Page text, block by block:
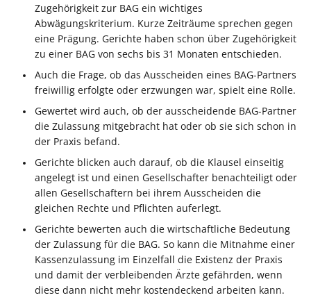
Zugehörigkeit zur BAG ein wichtiges
Abwägungskriterium. Kurze Zeiträume sprechen gegen
eine Prägung. Gerichte haben schon über Zugehörigkeit
zu einer BAG von sechs bis 31 Monaten entschieden.
Auch die Frage, ob das Ausscheiden eines BAG-Partners
freiwillig erfolgte oder erzwungen war, spielt eine Rolle.
Gewertet wird auch, ob der ausscheidende BAG-Partner
die Zulassung mitgebracht hat oder ob sie sich schon in
der Praxis befand.
Gerichte blicken auch darauf, ob die Klausel einseitig
angelegt ist und einen Gesellschafter benachteiligt oder
allen Gesellschaftern bei ihrem Ausscheiden die
gleichen Rechte und Pflichten auferlegt.
Gerichte bewerten auch die wirtschaftliche Bedeutung
der Zulassung für die BAG. So kann die Mitnahme einer
Kassenzulassung im Einzelfall die Existenz der Praxis
und damit der verbleibenden Ärzte gefährden, wenn
diese dann nicht mehr kostendeckend arbeiten kann.